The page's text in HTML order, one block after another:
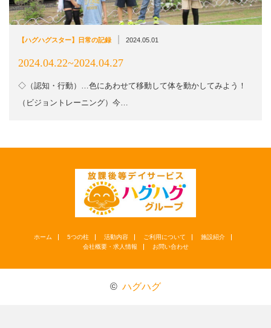
【ハグハグスター】日常の記録 2024.05.01
2024.04.22~2024.04.27
◇（認知・行動）…色にあわせて移動して体を動かしてみよう！
（ビジョントレーニング）今…
ホーム 5つの柱 活動内容 ご利用について
施設紹介
会社概要・求人情報
お問い合わせ
© ハグハグ